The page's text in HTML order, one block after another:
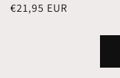
Normale
€21,95 EUR